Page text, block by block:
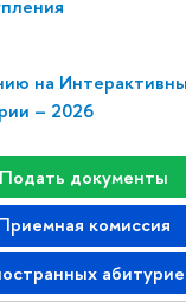
на
– 2026
Подать документы
комиссия